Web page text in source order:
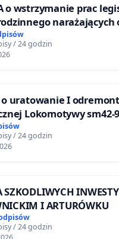
o wstrzymanie prac
prawa rodzinnego
/ 24 godzin
o uratowanie I
Lokomotywy sm42-
/ 24 godzin
SZKODLIWYCH
I ARTURÓWKU
/ 24 godzin